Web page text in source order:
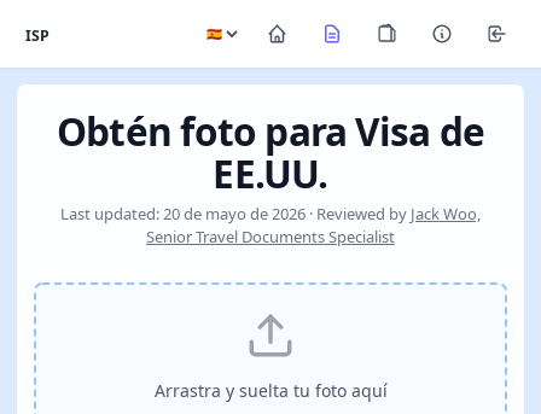
ISP
Obtén foto para Visa de
EE.UU.
Last updated: 20 de mayo de 2026 · Reviewed by Jack Woo,
Senior Travel Documents Specialist
Arrastra y suelta tu foto aquí